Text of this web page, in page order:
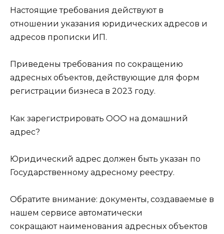
Настоящие требования действуют в
отношении указания юридических адресов и
адресов прописки ИП.
Приведены требования по сокращению
адресных объектов, действующие для форм
регистрации бизнеса в 2023 году.
Как зарегистрировать ООО на домашний
адрес?
Юридический адрес должен быть указан по
Государственному адресному реестру.
Обратите внимание: документы, создаваемые в
нашем сервисе автоматически
сокращают наименования адресных объектов